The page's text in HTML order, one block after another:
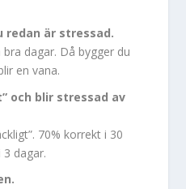
redan är stressad.
dagar. Då bygger du
en vana.
och blir stressad av
70% korrekt i 30
dagar.